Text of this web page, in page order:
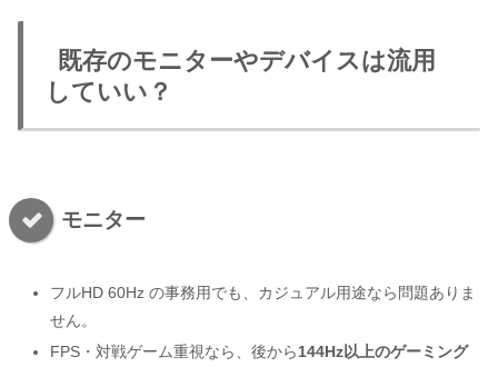
既存のモニターやデバイスは流用
していい？
モニター
フルHD 60Hz の事務用でも、カジュアル用途なら問題ありま
せん。
FPS・対戦ゲーム重視なら、後から144Hz以上のゲーミング